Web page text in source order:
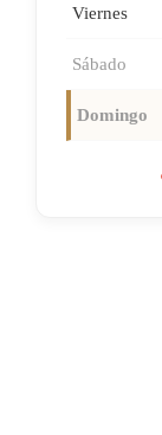
Viernes
Sábado
Domingo